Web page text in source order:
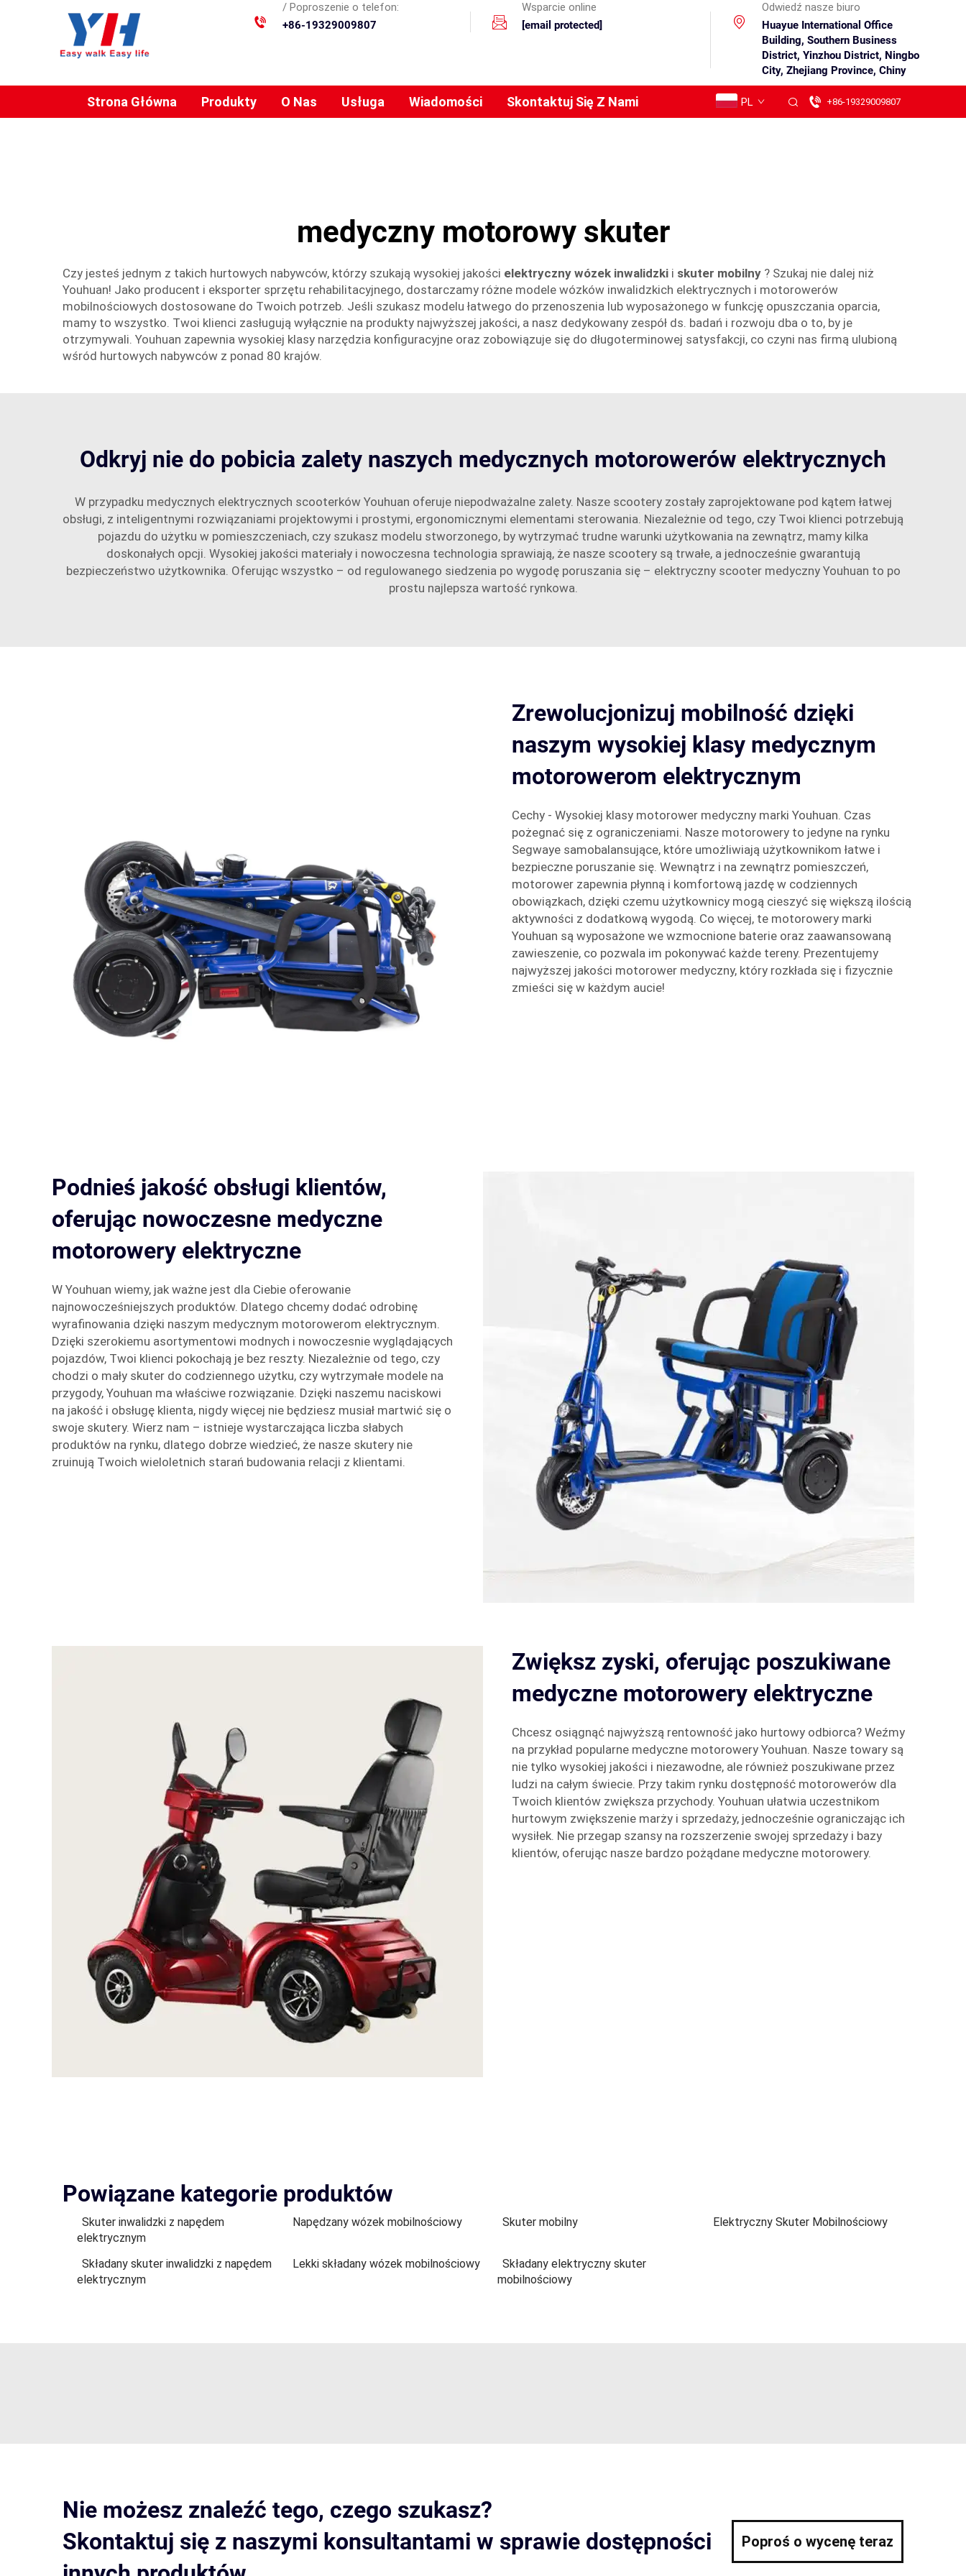
/ Poproszenie o telefon:
+86-19329009807
Wsparcie online
[email protected]
Odwiedź nasze biuro
Huayue International Office
Building, Southern Business
District, Yinzhou District, Ningbo
City, Zhejiang Province, Chiny
Strona Główna Produkty O Nas Usługa Wiadomości Skontaktuj Się Z Nami PL +86-19329009807
medyczny motorowy skuter
Czy jesteś jednym z takich hurtowych nabywców, którzy szukają wysokiej jakości elektryczny wózek inwalidzki i skuter mobilny ? Szukaj nie dalej niż
Youhuan! Jako producent i eksporter sprzętu rehabilitacyjnego, dostarczamy różne modele wózków inwalidzkich elektrycznych i motorowerów
mobilnościowych dostosowane do Twoich potrzeb. Jeśli szukasz modelu łatwego do przenoszenia lub wyposażonego w funkcję opuszczania oparcia,
mamy to wszystko. Twoi klienci zasługują wyłącznie na produkty najwyższej jakości, a nasz dedykowany zespół ds. badań i rozwoju dba o to, by je
otrzymywali. Youhuan zapewnia wysokiej klasy narzędzia konfiguracyjne oraz zobowiązuje się do długoterminowej satysfakcji, co czyni nas firmą ulubioną
wśród hurtowych nabywców z ponad 80 krajów.
Odkryj nie do pobicia zalety naszych medycznych motorowerów elektrycznych
W przypadku medycznych elektrycznych scooterków Youhuan oferuje niepodważalne zalety. Nasze scootery zostały zaprojektowane pod kątem łatwej
obsługi, z inteligentnymi rozwiązaniami projektowymi i prostymi, ergonomicznymi elementami sterowania. Niezależnie od tego, czy Twoi klienci potrzebują
pojazdu do użytku w pomieszczeniach, czy szukasz modelu stworzonego, by wytrzymać trudne warunki użytkowania na zewnątrz, mamy kilka
doskonałych opcji. Wysokiej jakości materiały i nowoczesna technologia sprawiają, że nasze scootery są trwałe, a jednocześnie gwarantują
bezpieczeństwo użytkownika. Oferując wszystko – od regulowanego siedzenia po wygodę poruszania się – elektryczny scooter medyczny Youhuan to po
prostu najlepsza wartość rynkowa.
Zrewolucjonizuj mobilność dzięki
naszym wysokiej klasy medycznym
motorowerom elektrycznym
Cechy - Wysokiej klasy motorower medyczny marki Youhuan. Czas
pożegnać się z ograniczeniami. Nasze motorowery to jedyne na rynku
Segwaye samobalansujące, które umożliwiają użytkownikom łatwe i
bezpieczne poruszanie się. Wewnątrz i na zewnątrz pomieszczeń,
motorower zapewnia płynną i komfortową jazdę w codziennych
obowiązkach, dzięki czemu użytkownicy mogą cieszyć się większą ilością
aktywności z dodatkową wygodą. Co więcej, te motorowery marki
Youhuan są wyposażone we wzmocnione baterie oraz zaawansowaną
zawieszenie, co pozwala im pokonywać każde tereny. Prezentujemy
najwyższej jakości motorower medyczny, który rozkłada się i fizycznie
zmieści się w każdym aucie!
Podnieś jakość obsługi klientów,
oferując nowoczesne medyczne
motorowery elektryczne
W Youhuan wiemy, jak ważne jest dla Ciebie oferowanie
najnowocześniejszych produktów. Dlatego chcemy dodać odrobinę
wyrafinowania dzięki naszym medycznym motorowerom elektrycznym.
Dzięki szerokiemu asortymentowi modnych i nowoczesnie wyglądających
pojazdów, Twoi klienci pokochają je bez reszty. Niezależnie od tego, czy
chodzi o mały skuter do codziennego użytku, czy wytrzymałe modele na
przygody, Youhuan ma właściwe rozwiązanie. Dzięki naszemu naciskowi
na jakość i obsługę klienta, nigdy więcej nie będziesz musiał martwić się o
swoje skutery. Wierz nam – istnieje wystarczająca liczba słabych
produktów na rynku, dlatego dobrze wiedzieć, że nasze skutery nie
zruinują Twoich wieloletnich starań budowania relacji z klientami.
Zwiększ zyski, oferując poszukiwane
medyczne motorowery elektryczne
Chcesz osiągnąć najwyższą rentowność jako hurtowy odbiorca? Weźmy
na przykład popularne medyczne motorowery Youhuan. Nasze towary są
nie tylko wysokiej jakości i niezawodne, ale również poszukiwane przez
ludzi na całym świecie. Przy takim rynku dostępność motorowerów dla
Twoich klientów zwiększa przychody. Youhuan ułatwia uczestnikom
hurtowym zwiększenie marży i sprzedaży, jednocześnie ograniczając ich
wysiłek. Nie przegap szansy na rozszerzenie swojej sprzedaży i bazy
klientów, oferując nasze bardzo pożądane medyczne motorowery.
Powiązane kategorie produktów
Skuter inwalidzki z napędem
elektrycznym
Napędzany wózek mobilnościowy Skuter mobilny Elektryczny Skuter Mobilnościowy
Składany skuter inwalidzki z napędem
elektrycznym
Lekki składany wózek mobilnościowy
Składany elektryczny skuter
mobilnościowy
Nie możesz znaleźć tego, czego szukasz?
Skontaktuj się z naszymi konsultantami w sprawie dostępności
Poproś o wycenę teraz